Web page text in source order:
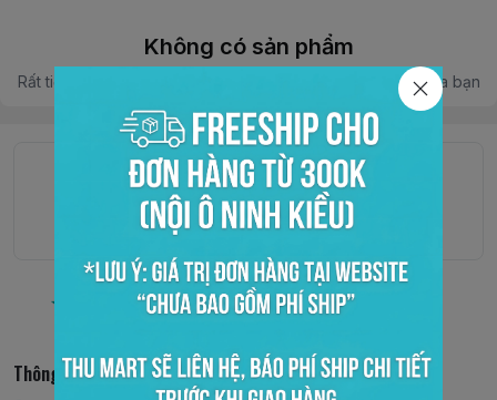
Không có sản phẩm
Rất tiếc, không tìm thấy sản phẩm phù hợp với lựa chọn của bạn
Thông tin liên hệ